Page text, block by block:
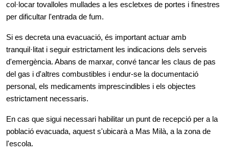
col·locar tovalloles mullades a les escletxes de portes i finestres
per dificultar l'entrada de fum.
Si es decreta una evacuació, és important actuar amb
tranquil·litat i seguir estrictament les indicacions dels serveis
d'emergència. Abans de marxar, convé tancar les claus de pas
del gas i d'altres combustibles i endur-se la documentació
personal, els medicaments imprescindibles i els objectes
estrictament necessaris.
En cas que sigui necessari habilitar un punt de recepció per a la
població evacuada, aquest s'ubicarà a Mas Milà, a la zona de
l'escola.